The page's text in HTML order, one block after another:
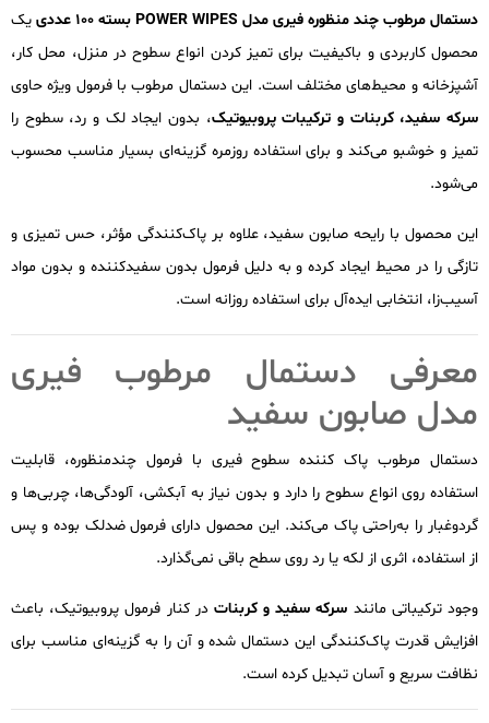
دستمال مرطوب چند منظوره فیری مدل POWER WIPES بسته ۱۰۰ عددی
یک
محصول کاربردی و باکیفیت برای تمیز کردن انواع سطوح در منزل، محل کار،
آشپزخانه و محیط‌های مختلف است. این دستمال مرطوب با فرمول ویژه حاوی
سرکه سفید، کربنات و ترکیبات پروبیوتیک، بدون ایجاد لک و رد، سطوح را
تمیز و خوشبو می‌کند و برای استفاده روزمره گزینه‌ای بسیار مناسب محسوب
می‌شود.
این محصول با رایحه صابون سفید، علاوه بر پاک‌کنندگی مؤثر، حس تمیزی و
تازگی را در محیط ایجاد کرده و به دلیل فرمول بدون سفیدکننده و بدون مواد
آسیب‌زا، انتخابی ایده‌آل برای استفاده روزانه است.
معرفی دستمال مرطوب فیری
مدل صابون سفید
دستمال مرطوب پاک کننده سطوح فیری با فرمول چندمنظوره، قابلیت
استفاده روی انواع سطوح را دارد و بدون نیاز به آبکشی، آلودگی‌ها، چربی‌ها و
گردوغبار را به‌راحتی پاک می‌کند. این محصول دارای فرمول ضدلک بوده و پس
از استفاده، اثری از لکه یا رد روی سطح باقی نمی‌گذارد.
وجود ترکیباتی مانند سرکه سفید و کربنات در کنار فرمول پروبیوتیک، باعث
افزایش قدرت پاک‌کنندگی این دستمال شده و آن را به گزینه‌ای مناسب برای
نظافت سریع و آسان تبدیل کرده است.